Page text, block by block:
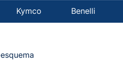
Kymco Benelli